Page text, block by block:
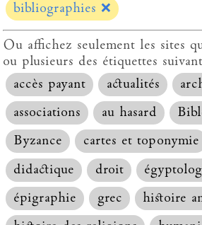
bibliographies ❌
Ou affichez seulement les sites
ou plusieurs des étiquettes
accès payant
actualités
associations
au hasard
Byzance
cartes et toponymie
didactique
droit
épigraphie
grec
histoire